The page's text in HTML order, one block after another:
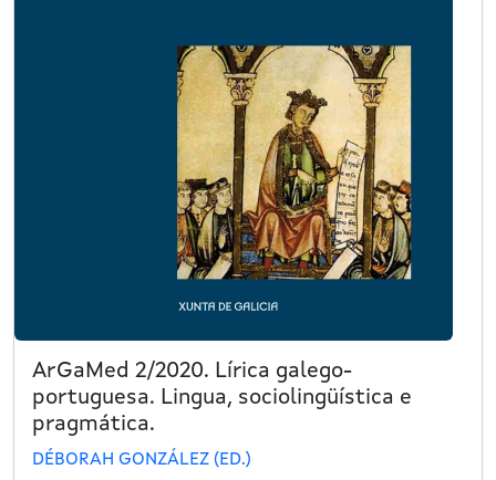
ArGaMed 2/2020. Lírica galego-
portuguesa. Lingua, sociolingüística e
pragmática.
DÉBORAH GONZÁLEZ (ED.)